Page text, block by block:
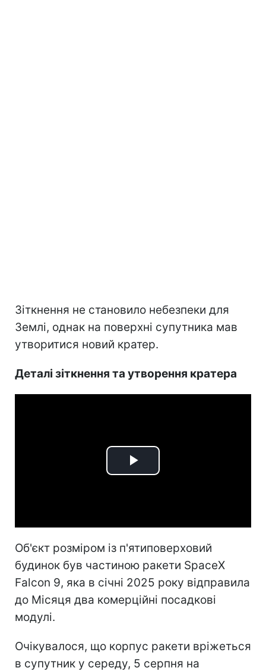
Зіткнення не становило небезпеки для
Землі, однак на поверхні супутника мав
утворитися новий кратер.
Деталі зіткнення та утворення кратера
Play
Об'єкт розміром із п'ятиповерховий
будинок був частиною ракети SpaceX
Falcon 9, яка в січні 2025 року відправила
до Місяця два комерційні посадкові
модулі.
Очікувалося, що корпус ракети вріжеться
в супутник у середу, 5 серпня на